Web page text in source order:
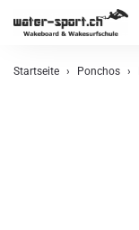
Startseite Ponchos